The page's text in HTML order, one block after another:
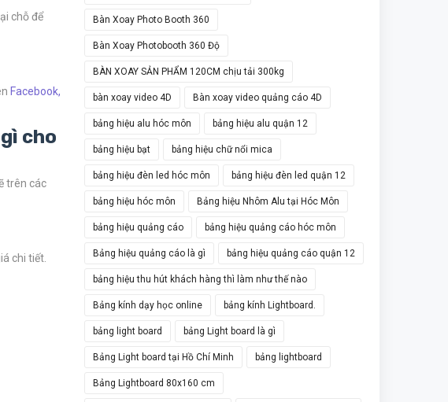
chỗ để
Facebook,
cho
trên các
chi tiết.
Bàn Xoay Photo Booth 360
Bàn Xoay Photobooth 360 Độ
BÀN XOAY SẢN PHẨM 120CM chịu tải 300kg
bàn xoay video 4D Bàn xoay video quảng cáo 4D
bảng hiệu alu hóc môn bảng hiệu alu quận 12
bảng hiệu bạt bảng hiệu chữ nổi mica
bảng hiệu đèn led hóc môn bảng hiệu đèn led quận 12
bảng hiệu hóc môn Bảng hiệu Nhôm Alu tại Hóc Môn
bảng hiệu quảng cáo bảng hiệu quảng cáo hóc môn
Bảng hiệu quảng cáo là gì bảng hiệu quảng cáo quận 12
bảng hiệu thu hút khách hàng thì làm như thế nào
Bảng kính dạy học online bảng kính Lightboard.
bảng light board bảng Light board là gì
Bảng Light board tại Hồ Chí Minh bảng lightboard
Bảng Lightboard 80x160 cm